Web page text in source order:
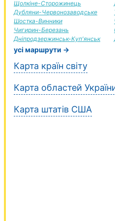
Щолкіне-Сторожинець
Дубляни-Червонозаводське
Шостка-Винники
Чигирин-Березань
Дніпродзержинськ-Куп'янськ
усі маршрути →
Карта країн світу
Карта областей
Карта штатів США